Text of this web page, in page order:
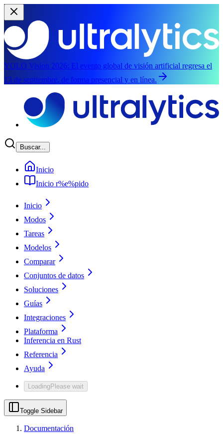
YOLO Vision 2026: El evento global de visión artificial regresa el
13 de septiembre, de forma presencial y en línea.
Buscar...
Inicio
Inicio r%e%pido
Inicio
Modos
Tareas
Modelos
Comparar
Conjuntos de datos
Soluciones
Guías
Integraciones
Plataforma
Inferencia en Rust
Referencia
Ayuda
LoadingPlease wait
Toggle Sidebar
Documentación